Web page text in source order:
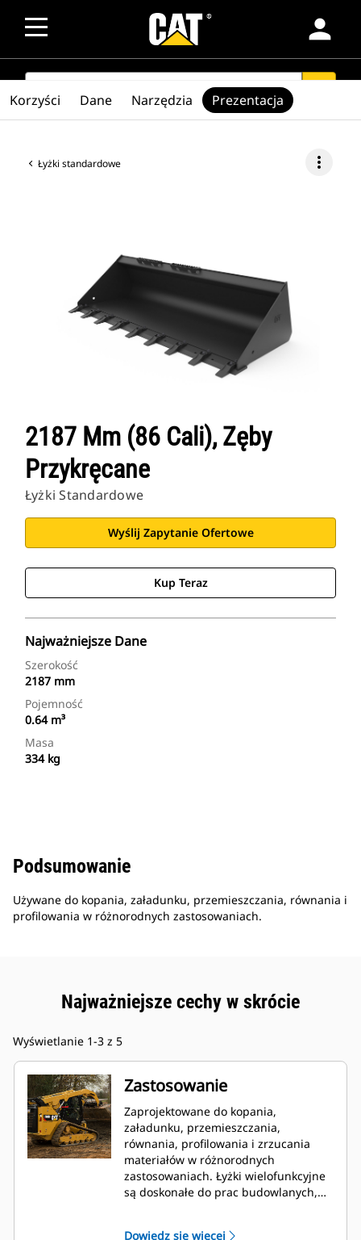
person
SEARCH
Łyżki standardowe more_vert
2187 Mm (86 Cali), Zęby
Przykręcane
Łyżki Standardowe
Wyślij Zapytanie Ofertowe
Kup Teraz
Najważniejsze Dane
Szerokość
2187 mm
Pojemność
0.64 m³
Masa
334 kg
Korzyści Dane Narzędzia Prezentacja
Podsumowanie
Używane do kopania, załadunku, przemieszczania, równania i
profilowania w różnorodnych zastosowaniach.
Najważniejsze cechy w skrócie
Wyświetlanie 1-3 z 5
Zastosowanie
Zaprojektowane do kopania,
załadunku, przemieszczania,
równania, profilowania i zrzucania
materiałów w różnorodnych
zastosowaniach. Łyżki wielofunkcyjne
są doskonałe do prac budowlanych,
Dowiedz się więcej